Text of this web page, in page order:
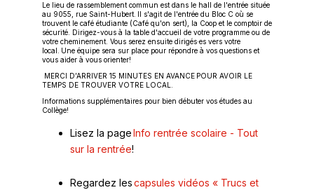
Le lieu de rassemblement commun est dans le hall de l'entrée située
au 9055, rue Saint-Hubert. Il s'agit de l'entrée du Bloc C où se
trouvent le café étudiante (Café qu'on sert), la Coop et le comptoir de
sécurité. Dirigez-vous à la table d'accueil de votre programme ou de
votre cheminement. Vous serez ensuite dirigés·es vers votre
local. Une équipe sera sur place pour répondre à vos questions et
vous aider à vous orienter!
MERCI D’ARRIVER 15 MINUTES EN AVANCE POUR AVOIR LE
TEMPS DE TROUVER VOTRE LOCAL.
Informations supplémentaires pour bien débuter vos études au
Collège!
Lisez la pageInfo rentrée scolaire - Tout
sur la rentréeCe
s'ouvrira
!
Regardez lescapsules vidéos « Trucs et